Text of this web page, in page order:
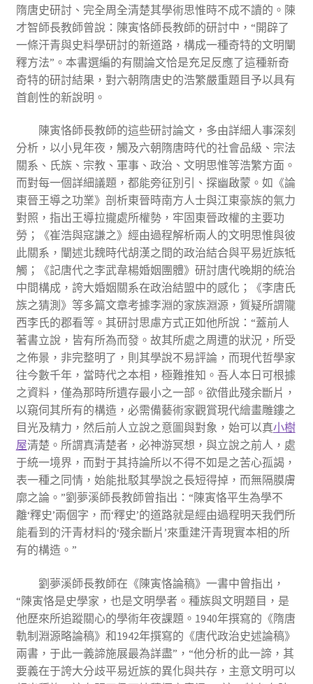
隋唐史研討、完全周全清楚其學術思惟時不成不讀的。陳
才智師長教師曾說：陳寅恪師長教師的研討中，“開辟了
一條汗青與史料學研討的新道路，構成一種奇特的文明闡
釋方法”。本書選編的有關論文恰是充足反應了這種新奇
奇特的研討結果，對六朝隋唐史的浩繁嚴重題目予以具有
首創性的新說明。
陳寅恪師長教師的這些研討論文，多由詳細人事深刻
分析，以小見年夜，觸及六朝隋唐時代的社會品級、宗法
關系、氏族、宗教、軍事、政治、文明思惟等浩繁方面。
而對每一個詳細議題，都能旁征別引、探幽啟蒙。如《論
東晉王導之功業》剖析東晉時南方人士與江東豪族的氣力
對照，指出王導拉攏處所權勢，牢固東晉政權的主要功
勞；《崔浩與寇謙之》經由過程解析兩人的文明思惟與彼
此關系，闡述北魏時代胡漢之間的政治結合與平易近族牴
觸；《記唐代之李武韋楊婚姻團體》研討唐代晚期的統治
中間構成，誇大婚姻關系在政治結盟中的感化；《李唐氏
族之猜測》等多篇文章考據李淵的家族淵源，質疑所謂隴
西李氏的郡看等。其研討思慮方式正如他所說：“蓋前人
著書立說，皆有所為而發。故其所處之周遭的狀況，所受
之佈景，非完整明了，則其學說不易評論，而現代哲學家
往今數千年，當時代之本相，極難推知。吾人本日可根據
之資料，僅為那時所遺存最小之一部。欲借此殘余斷片，
以窺伺其所有的構造，必需備藝術家觀賞現代繪畫雕鏤之
目光及精力，然后前人立說之意圖與對象，始可以真小樹
屋清楚。所謂真清楚者，必神游冥想，與立說之前人，處
于統一境界，而對于其持論所以不得不如是之苦心孤謁，
表一種之同情，始能批駁其學說之長短得掉，而無隔膜膚
廓之論。”劉夢溪師長教師曾指出：“陳寅恪平生為學不
離‘釋史’兩個字，而‘釋史’的道路就是經由過程明天我們所
能看到的汗青材料的‘殘余斷片’來重建汗青現實本相的所
有的構造。”
劉夢溪師長教師在《陳寅恪論稿》一書中曾指出，
“陳寅恪是史學家，也是文明學者。種族與文明題目，是
他歷來所追蹤關心的學術年夜課題。1940年撰寫的《隋唐
軌制淵源略論稿》和1942年撰寫的《唐代政治史述論稿》
兩書，于此一義諦施展最為詳盡”，“他分析的此一諦，其
要義在于誇大分歧平易近族的異化與共存，主意文明可以